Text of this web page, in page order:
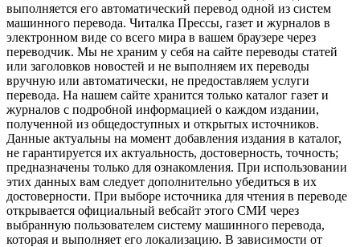
выполняется его автоматический перевод одной из систем
машинного перевода. Читалка Прессы, газет и журналов в
электронном виде со всего мира в вашем браузере через
переводчик. Мы не храним у себя на сайте переводы статей
или заголовков новостей и не выполняем их переводы
вручную или автоматически, не предоставляем услуги
перевода. На нашем сайте хранится только каталог газет и
журналов с подробной информацией о каждом издании,
полученной из общедоступных и открытых источников.
Данные актуальны на момент добавления издания в каталог,
не гарантируется их актуальность, достоверность, точность;
предназначены только для ознакомления. При использовании
этих данных вам следует дополнительно убедиться в их
достоверности. При выборе источника для чтения в переводе
открывается официальный вебсайт этого СМИ через
выбранную пользователем систему машинного перевода,
которая и выполняет его локализацию. В зависимости от